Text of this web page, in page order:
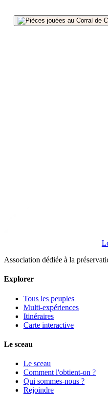
Association dédiée à la
Explorer
Tous les peuples
Multi-expériences
Itinéraires
Carte interactive
Le sceau
Le sceau
Comment l'obtient-on ?
Qui sommes-nous ?
Rejoindre